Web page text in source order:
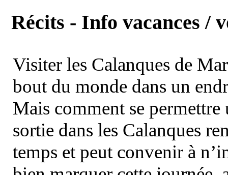
Récits - Info vacances /
Visiter les Calanques de
bout du monde dans un
Mais comment se permettre
sortie dans les Calanques
temps et peut convenir à